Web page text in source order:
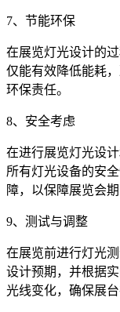
7、节能环保
在展览灯光设计的
仅能有效降低能耗
环保责任。
8、安全考虑
在进行展览灯光设
所有灯光设备的安
障，以保障展览会
9、测试与调整
在展览前进行灯光
设计预期，并根据
光线变化，确保展